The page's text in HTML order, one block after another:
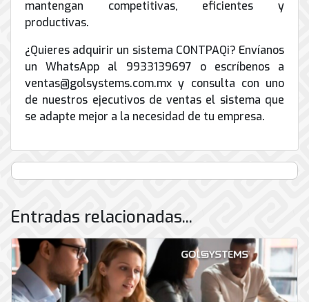
mantengan competitivas, eficientes y
productivas.
¿Quieres adquirir un sistema CONTPAQi? Envíanos
un WhatsApp al 9933139697 o escríbenos a
ventas@golsystems.com.mx y consulta con uno
de nuestros ejecutivos de ventas el sistema que
se adapte mejor a la necesidad de tu empresa.
Entradas relacionadas...